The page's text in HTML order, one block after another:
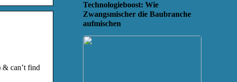
can’t find
Technologieboost: Wie
Zwangsmischer die Baubranche
aufmischen